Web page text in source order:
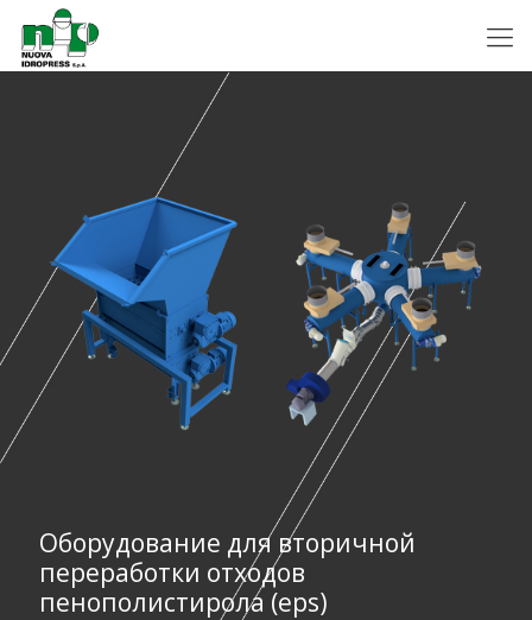
Оборудование для вторичной
переработки отходов
пенополистирола (eps)